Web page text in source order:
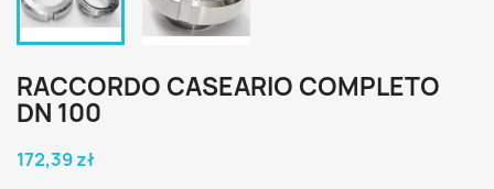
RACCORDO CASEARIO COMPLETO
DN 100
172,39 zł